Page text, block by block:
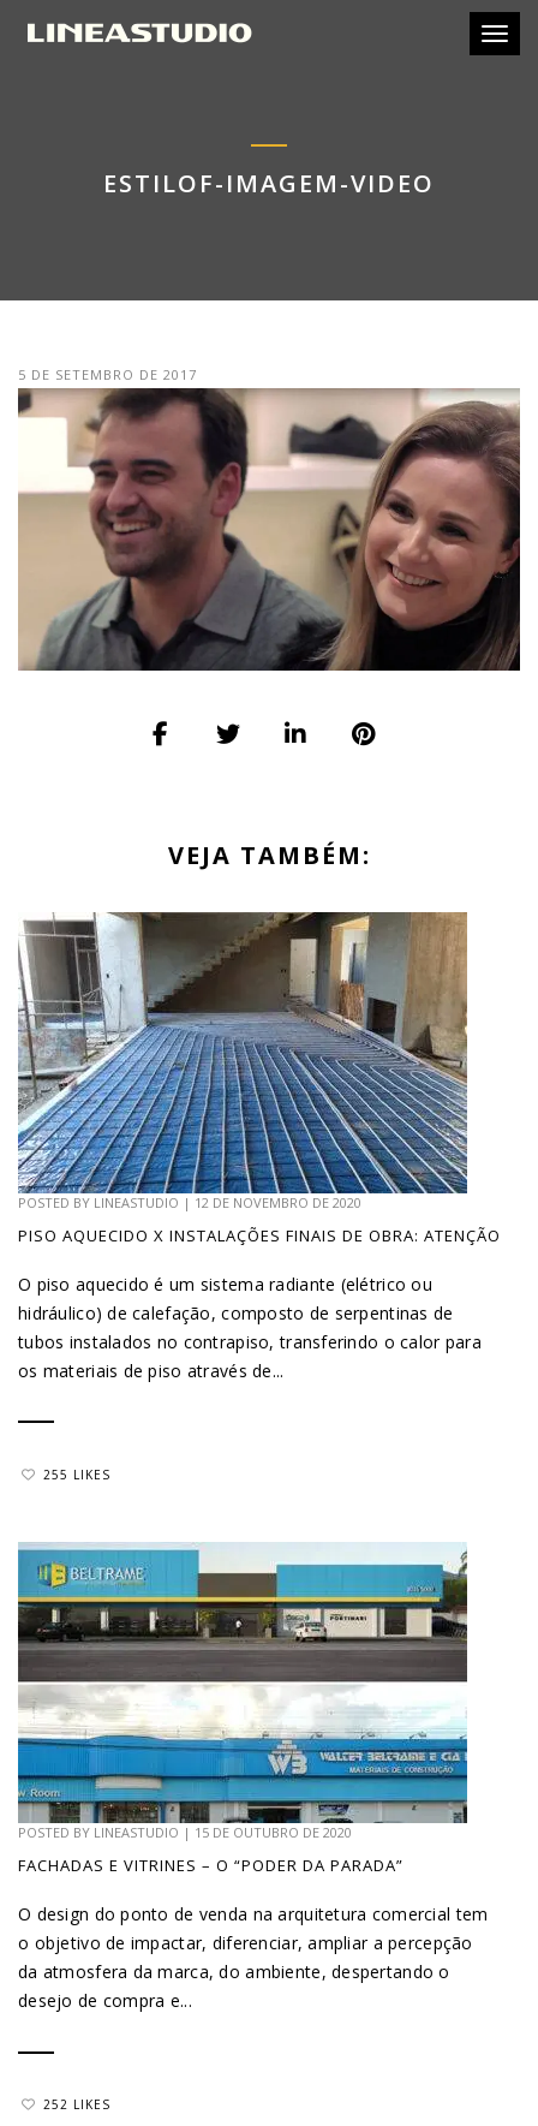
ESTILOF-IMAGEM-VIDEO
5 DE SETEMBRO DE 2017
VEJA TAMBÉM:
POSTED BY LINEASTUDIO | 12 DE NOVEMBRO DE 2020
PISO AQUECIDO X INSTALAÇÕES FINAIS DE OBRA: ATENÇÃO
O piso aquecido é um sistema radiante (elétrico ou
hidráulico) de calefação, composto de serpentinas de
tubos instalados no contrapiso, transferindo o calor para
os materiais de piso através de...
255 LIKES
POSTED BY LINEASTUDIO | 15 DE OUTUBRO DE 2020
FACHADAS E VITRINES – O “PODER DA PARADA”
O design do ponto de venda na arquitetura comercial tem
o objetivo de impactar, diferenciar, ampliar a percepção
da atmosfera da marca, do ambiente, despertando o
desejo de compra e...
252 LIKES